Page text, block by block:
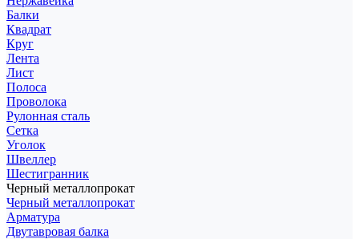
Балки
Квадрат
Круг
Лента
Лист
Полоса
Проволока
Рулонная сталь
Сетка
Уголок
Швеллер
Шестигранник
Черный металлопрокат
Черный металлопрокат
Арматура
Двутавровая балка